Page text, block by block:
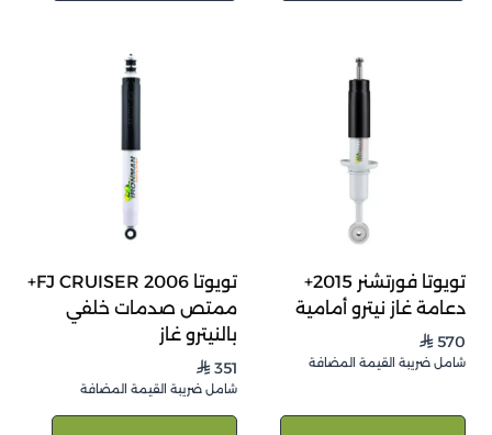
تويوتا فورتشنر 2015+
دعامة غاز نيترو أمامية
⃁570
شامل ضريبة القيمة المضافة
تويوتا FJ CRUISER 2006+
ممتص صدمات خلفي
بالنيترو غاز
⃁351
شامل ضريبة القيمة المضافة